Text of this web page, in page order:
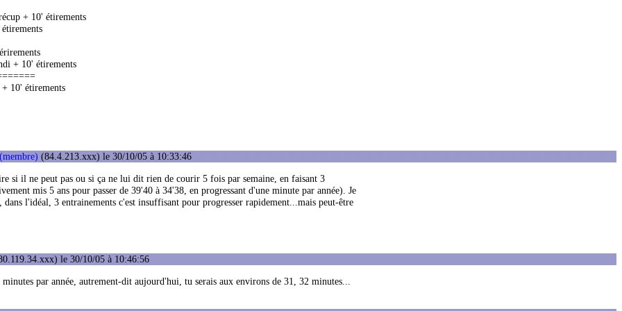
+ 10' étirements
+ 10' étirements
10' étirements
(84.4.213.xxx) le 30/10/05 à 10:33:46
si il ne peut pas ou si ça ne lui dit rien de courir 5 fois par semaine, en faisant 3
mis 5 ans pour passer de 39'40 à 34'38, en progressant d'une minute par année). Je
l'idéal, 3 entrainements c'est insuffisant pour progresser rapidement...mais peut-être
le 30/10/05 à 10:46:56
par année, autrement-dit aujourd'hui, tu serais aux environs de 31, 32 minutes...